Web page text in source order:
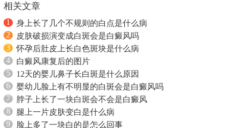
相关文章
1
身上长了几个不规则的白点是什么病
2
皮肤破损演变成白斑会是白癜风吗
3
怀孕后肚皮上长白色斑块是什么病
4
白癜风康复后的图片
5
12天的婴儿鼻子长白斑是什么原因
6
婴幼儿脸上有不明显的白斑会是白癜风吗
7
脖子上长了一块白斑会不会是白癜风
8
腿上一片皮肤变白是什么病
9
脸上多了一块白的是怎么回事